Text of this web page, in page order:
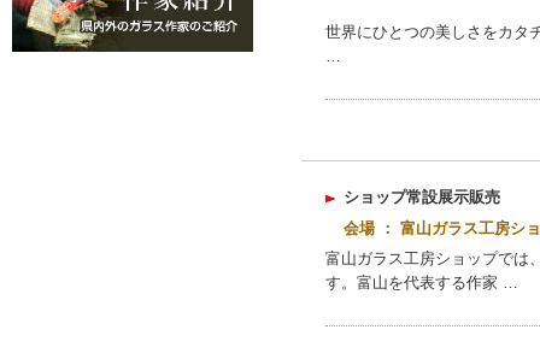
世界にひとつの美しさをカタ
…
ショップ常設展示販売
会場 ： 富山ガラス工房シ
富山ガラス工房ショップでは
す。富山を代表する作家 …